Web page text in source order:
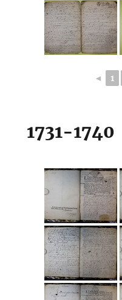
◄ 1
1731-1740